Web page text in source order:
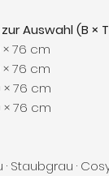
Auswahl (B ×
× 76 cm
× 76 cm
× 76 cm
× 76 cm
Staubgrau ·